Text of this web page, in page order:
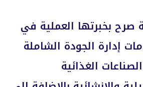
صرح بخبرتها العملية في
إدارة الجودة الشاملة
الغذائية